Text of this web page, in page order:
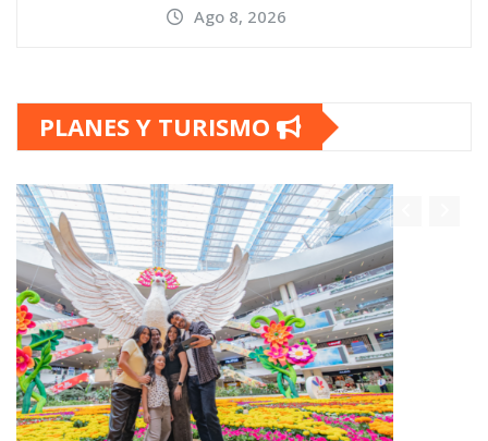
Ago 8, 2026
PLANES Y TURISMO